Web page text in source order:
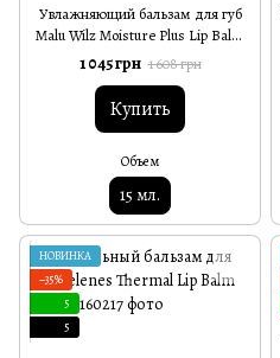
Увлажняющий бальзам для губ
Malu Wilz Moisture Plus Lip Balm
SPF10 15 мл
1 045 грн 1 608 грн
Купить
Объем
15 мл.
НОВИНКА
−35%
5
5